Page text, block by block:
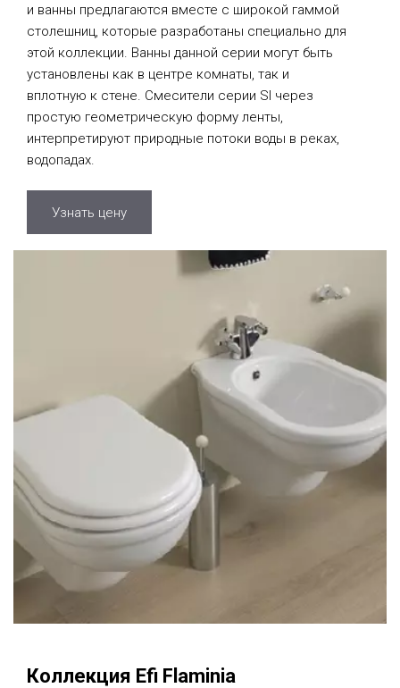
и ванны предлагаются вместе с широкой гаммой
столешниц, которые разработаны специально для
этой коллекции. Ванны данной серии могут быть
установлены как в центре комнаты, так и
вплотную к стене. Смесители серии SI через
простую геометрическую форму ленты,
интерпретируют природные потоки воды в реках,
водопадах.
Узнать цену
Коллекция Efi Flaminia